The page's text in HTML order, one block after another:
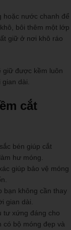
hoặc nước chanh để
bôi thêm một lớp
giữ ở nơi khô ráo
giữ được kềm luôn
dài.
cắt
bén giúp cắt
hư móng.
giúp bảo vệ móng
bạn không cần thay
gian dài.
tư xứng đáng cho
có bộ móng đẹp và